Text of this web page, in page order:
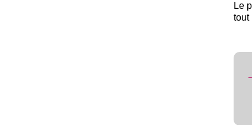
Le
tout